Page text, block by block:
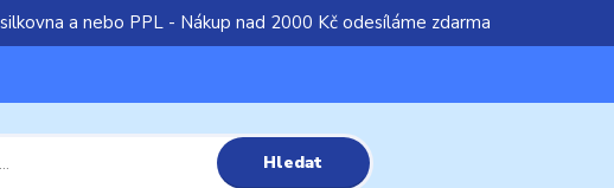
a nebo PPL - Nákup nad 2000 Kč odesíláme zdarma
Hledat